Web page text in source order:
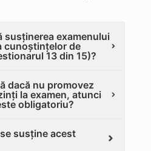
susținerea examenului
cunoștințelor de
13 din 15)?
dacă nu promovez
la examen, atunci
obligatoriu?
susține acest